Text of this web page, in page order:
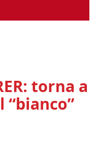
torna a